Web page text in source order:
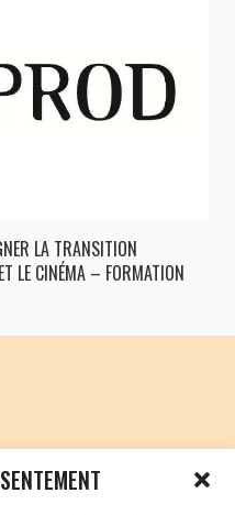
LA TRANSITION
LE CINÉMA – FORMATION
PSYCHOLOGIQUE ET